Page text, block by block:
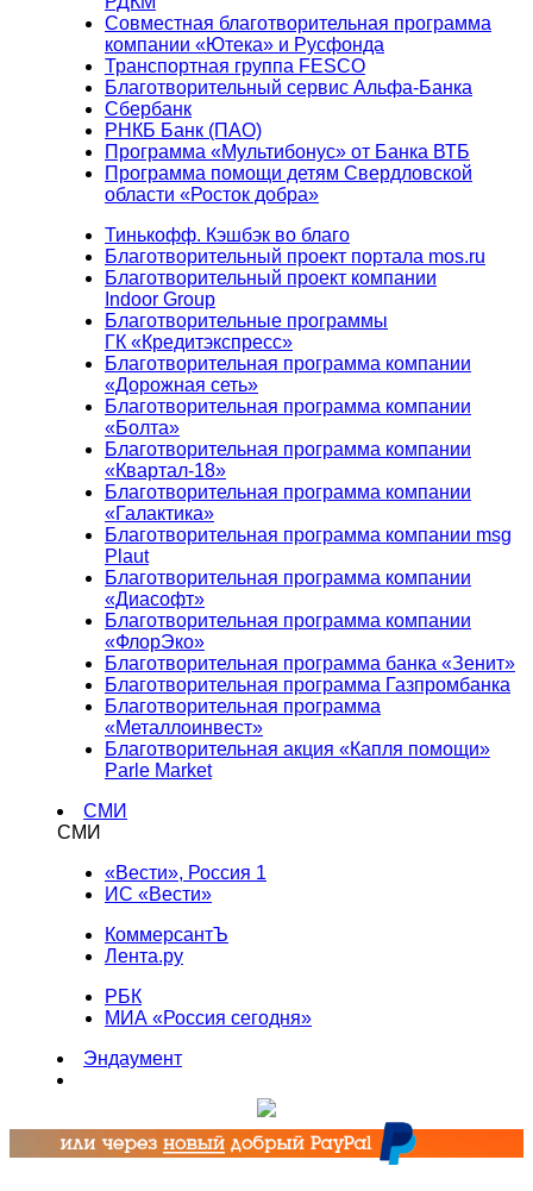
Совместная благотворительная программа
компании «Ютека» и Русфонда
Транспортная группа FESCO
Благотворительный сервис Альфа-Банка
Сбербанк
РНКБ Банк (ПАО)
Программа «Мультибонус» от Банка ВТБ
Программа помощи детям Свердловской
области «Росток добра»
Тинькофф. Кэшбэк во благо
Благотворительный проект портала mos.ru
Благотворительный проект компании
Indoor Group
Благотворительные программы
ГК «Кредитэкспресс»
Благотворительная программа компании
«Дорожная сеть»
Благотворительная программа компании
«Болта»
Благотворительная программа компании
«Квартал-18»
Благотворительная программа компании
«Галактика»
Благотворительная программа компании msg
Plaut
Благотворительная программа компании
«Диасофт»
Благотворительная программа компании
«ФлорЭко»
Благотворительная программа банка «Зенит»
Благотворительная программа Газпромбанка
Благотворительная программа
«Металлоинвест»
Благотворительная акция «Капля помощи»
Parle Market
СМИ
СМИ
«Вести», Россия 1
ИС «Вести»
КоммерсантЪ
Лента.ру
РБК
МИА «Россия сегодня»
Эндаумент